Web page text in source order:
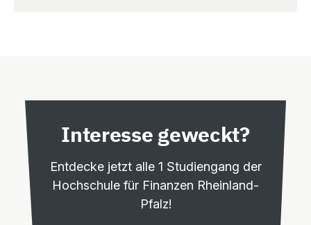
Interesse geweckt?
Entdecke jetzt alle 1 Studiengang der
Hochschule für Finanzen Rheinland-
Pfalz!